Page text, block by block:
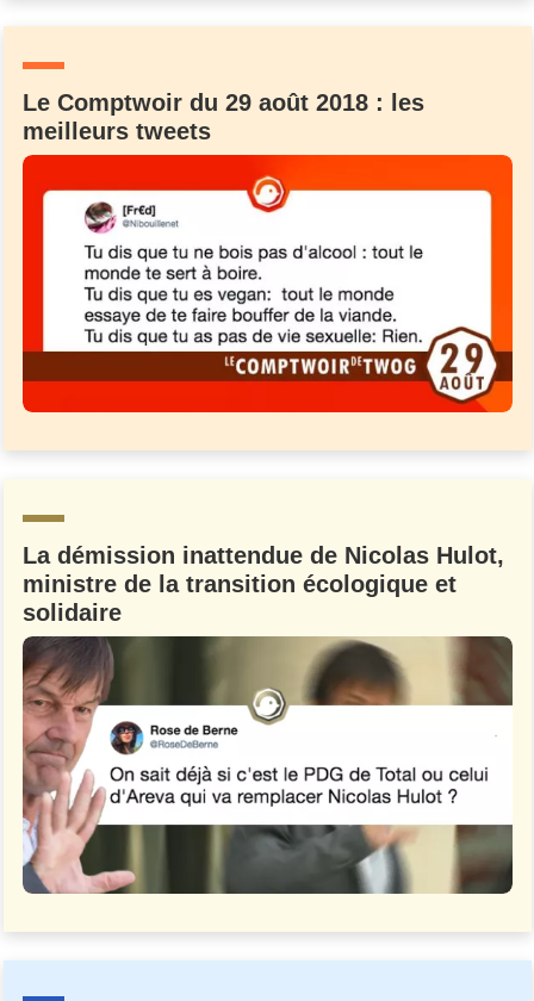
Le Comptwoir du 29 août 2018 : les
meilleurs tweets
La démission inattendue de Nicolas Hulot,
ministre de la transition écologique et
solidaire
C'EST PARTI